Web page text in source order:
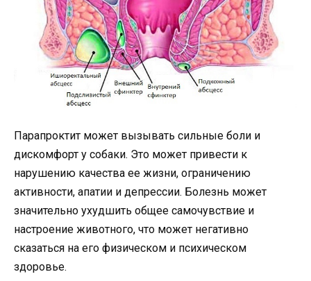
Парапроктит может вызывать сильные боли и
дискомфорт у собаки. Это может привести к
нарушению качества ее жизни, ограничению
активности, апатии и депрессии. Болезнь может
значительно ухудшить общее самочувствие и
настроение животного, что может негативно
сказаться на его физическом и психическом
здоровье.